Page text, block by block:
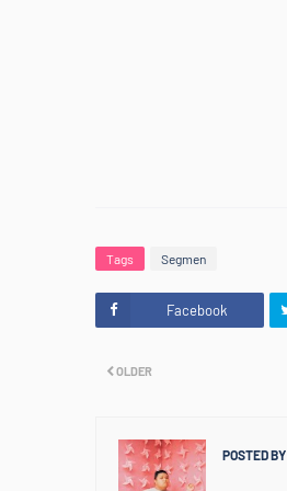
Tags Segmen
Facebook
OLDER
POSTED BY